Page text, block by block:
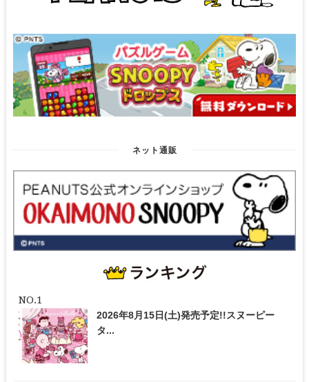
ネット通販
2026年8月15日(土)発売予定!!スヌーピー
タ...